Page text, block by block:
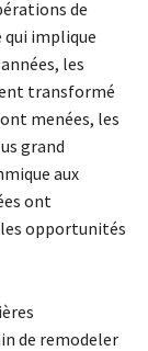
de
qui implique
les
transformé
menées, les
grand
aux
ont
opportunités
de remodeler